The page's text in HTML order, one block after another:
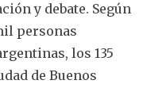
y debate. Según
personas
los 135
de Buenos